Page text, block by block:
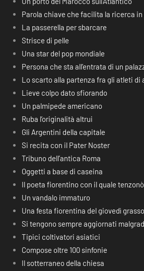
Parola chiave che facilita la ricerca
La passerella per sbarcare
Strisce di pelle
Una star del pop mondiale
Persona che sta all’entrata di un
Lo scarto alla partenza fra gli atleti di
Lieve colpo dato sfiorando
Un palmipede americano
Ruba l’originalità altrui
Gli Argentini della capitale
Si recita con il Pater Noster
Tribuno dell’antica Roma
Oggetti a base di caseina
Il poeta fiorentino con il quale
Un vandalo immaturo
Una festa fiorentina del giovedì grasso
Si tengono sempre aggiornati
Tipici coltivatori asiatici
Compose oltre 100 sinfonie
Il sotterraneo della chiesa